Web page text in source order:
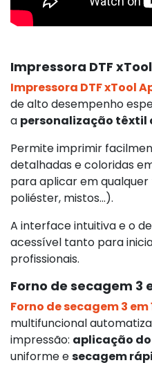
Impressora DTF
Impressora DTF xTool
de alto desempenho
a personalização têxtil
Permite imprimir
detalhadas e coloridas
para aplicar em
poliéster, mistos...).
A interface intuitiva e o
acessível tanto para
profissionais.
Forno de secagem 3
Forno de secagem 3 em
multifuncional
impressão: aplicação
uniforme esecagem